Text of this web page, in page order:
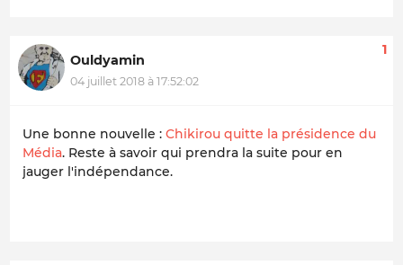
Ouldyamin
04 juillet 2018 à 17:52:02
1
Une bonne nouvelle : Chikirou quitte la présidence du
Média. Reste à savoir qui prendra la suite pour en
jauger l'indépendance.